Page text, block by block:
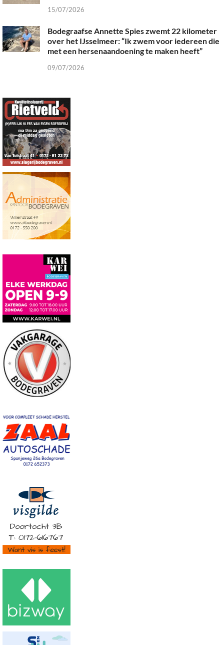
15/07/2026
Bodegraafse Annette Spies zwemt 22 kilometer
over het IJsselmeer: “Ik zwem voor iedereen die
met een hersenaandoening te maken heeft”
09/07/2026